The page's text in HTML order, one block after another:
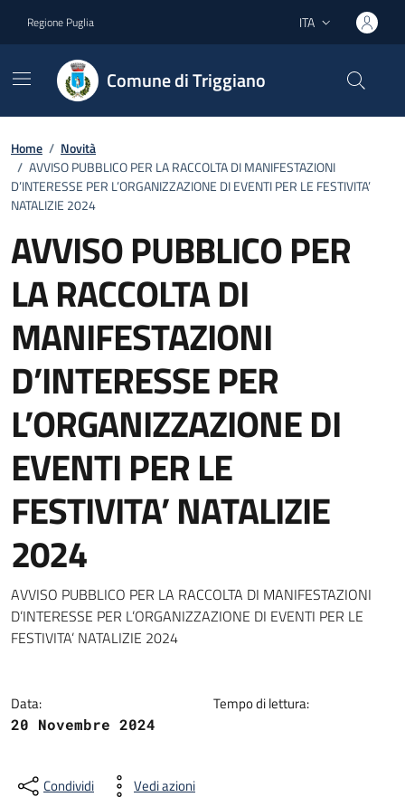
Regione Puglia Lingua attiva:
ITA
Comune di Triggiano
Home / Novità
/ AVVISO PUBBLICO PER LA RACCOLTA DI MANIFESTAZIONI
D’INTERESSE PER L’ORGANIZZAZIONE DI EVENTI PER LE FESTIVITA’
NATALIZIE 2024
AVVISO PUBBLICO PER
LA RACCOLTA DI
MANIFESTAZIONI
D’INTERESSE PER
L’ORGANIZZAZIONE DI
EVENTI PER LE
FESTIVITA’ NATALIZIE
2024
Dettagli della notizia
AVVISO PUBBLICO PER LA RACCOLTA DI MANIFESTAZIONI
D’INTERESSE PER L’ORGANIZZAZIONE DI EVENTI PER LE
FESTIVITA’ NATALIZIE 2024
Data:
20 Novembre 2024
Tempo di lettura:
Condividi Vedi azioni